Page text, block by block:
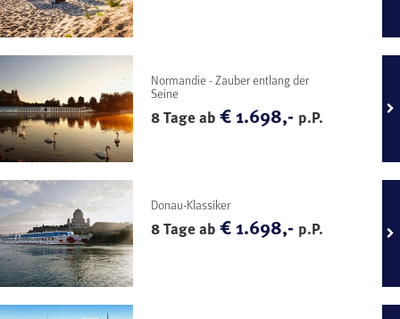
Normandie - Zauber entlang der
Seine
8 Tage ab€ 1.698,- p.P.
Donau-Klassiker
8 Tage ab€ 1.698,- p.P.